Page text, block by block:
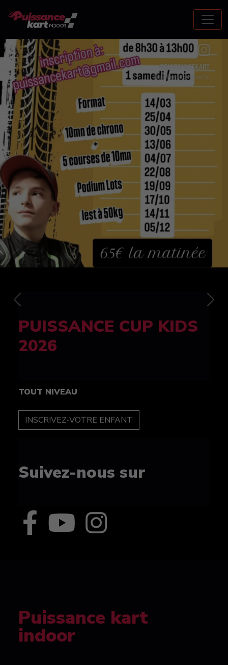
FELINE CUP 100%
féminine
TOUT NIVEAU
INSCRIPTION
Suivez-nous sur
Previous Next
Puissance kart
indoor